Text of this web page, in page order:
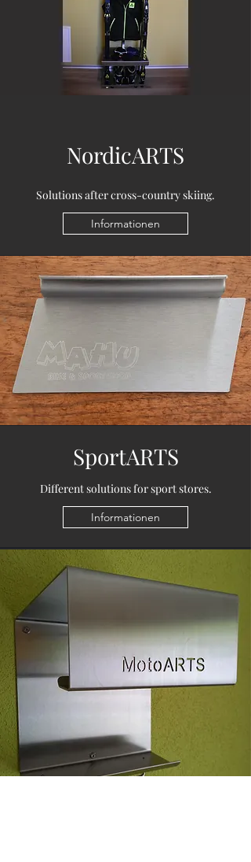
NordicARTS
Solutions after cross-country skiing.
Informationen
SportARTS
Different solutions for sport stores.
Informationen